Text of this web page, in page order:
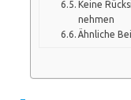
Keine
nehmen
Ähnliche